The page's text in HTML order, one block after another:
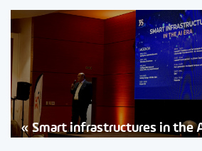
« Smart infrastructures in the